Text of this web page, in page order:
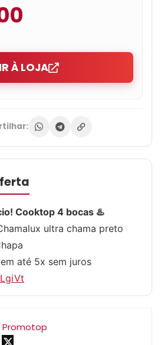
IR À LOJA
Cooktop 4 bocas ♨️
ultra chama preto
em até 5x sem juros
Promotop